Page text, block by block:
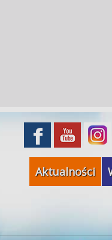
Aktualności